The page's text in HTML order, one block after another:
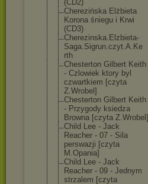
(CD2)
Cherezińska Elżbieta
Korona śniegu i Krwi
(CD3)
Cherezinska.El zbieta-
Saga.Sigrun.czyt.A.Ke
rth
Chesterton Gilbert Keith
- Czlowiek ktory byl
czwartkiem [czyta
Z.Wrobel]
Chesterton Gilbert Keith
- Przygody ksiedza
Browna [czyta Z.Wrobel]
Child Lee - Jack
Reacher - 07 - Sila
perswazji [czyta
M.Opania]
Child Lee - Jack
Reacher - 09 - Jednym
strzalem [czyta